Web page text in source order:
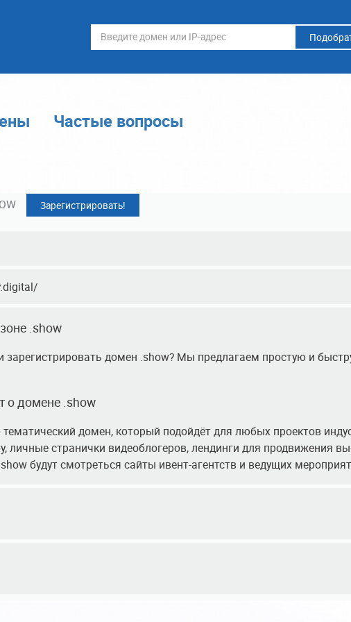
Частые вопросы
Зарегистрировать!
.show
зарегистрировать домен .show? Мы предлагаем простую и
о домене .show
домен, который подойдёт для любых проектов
личные странички видеоблогеров, лендинги для продвижения
будут смотреться сайты ивент-агентств и ведущих